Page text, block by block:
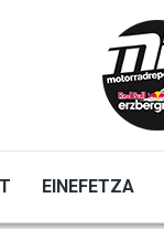
EINEFETZA